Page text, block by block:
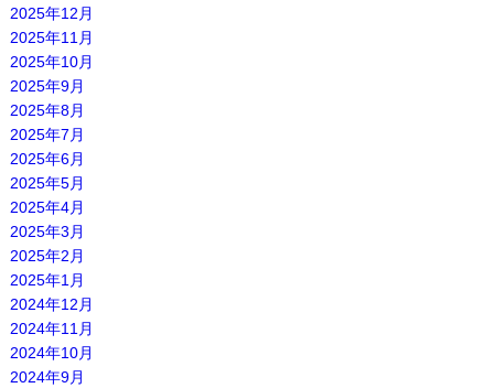
2025年12月
2025年11月
2025年10月
2025年9月
2025年8月
2025年7月
2025年6月
2025年5月
2025年4月
2025年3月
2025年2月
2025年1月
2024年12月
2024年11月
2024年10月
2024年9月